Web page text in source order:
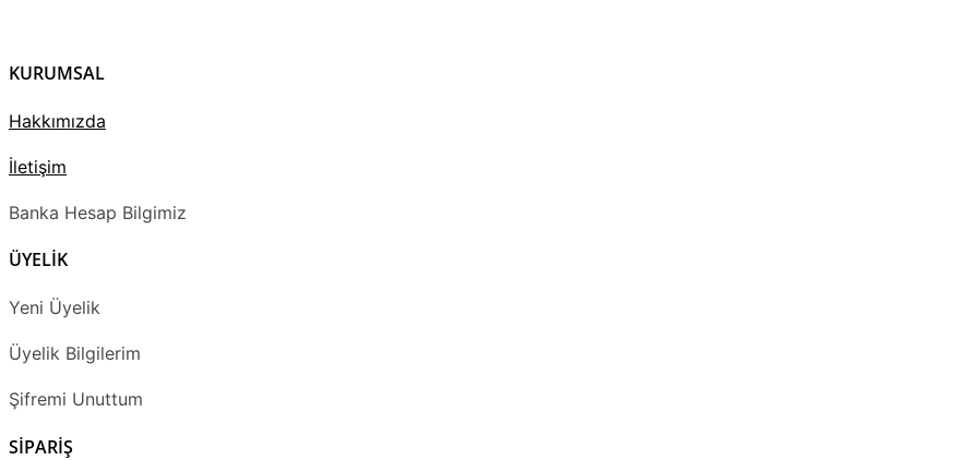
KURUMSAL
Hakkımızda
İletişim
Banka Hesap Bilgimiz
ÜYELİK
Yeni Üyelik
Üyelik Bilgilerim
Şifremi Unuttum
SİPARİŞ